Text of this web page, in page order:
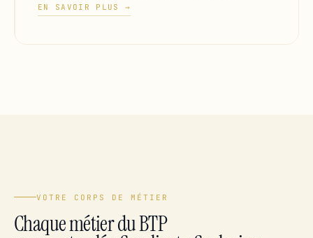
EN SAVOIR PLUS →
VOTRE CORPS DE MÉTIER
Chaque métier du BTP